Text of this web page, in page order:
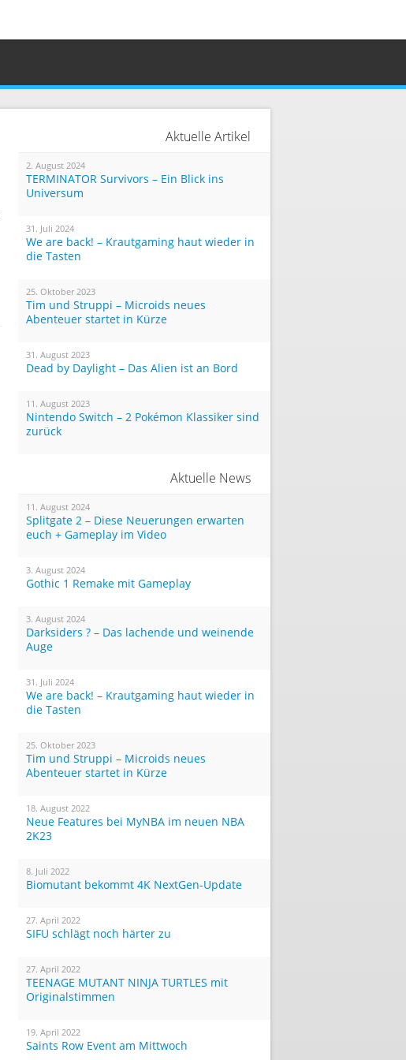
Aktuelle Artikel
2. August 2024
TERMINATOR Survivors – Ein Blick ins
Universum
31. Juli 2024
We are back! – Krautgaming haut wieder in
die Tasten
25. Oktober 2023
Tim und Struppi – Microids neues
Abenteuer startet in Kürze
31. August 2023
Dead by Daylight – Das Alien ist an Bord
11. August 2023
Nintendo Switch – 2 Pokémon Klassiker sind
zurück
Aktuelle News
11. August 2024
Splitgate 2 – Diese Neuerungen erwarten
euch + Gameplay im Video
3. August 2024
Gothic 1 Remake mit Gameplay
3. August 2024
Darksiders ? – Das lachende und weinende
Auge
31. Juli 2024
We are back! – Krautgaming haut wieder in
die Tasten
25. Oktober 2023
Tim und Struppi – Microids neues
Abenteuer startet in Kürze
18. August 2022
Neue Features bei MyNBA im neuen NBA
2K23
8. Juli 2022
Biomutant bekommt 4K NextGen-Update
27. April 2022
SIFU schlägt noch härter zu
27. April 2022
TEENAGE MUTANT NINJA TURTLES mit
Originalstimmen
19. April 2022
Saints Row Event am Mittwoch